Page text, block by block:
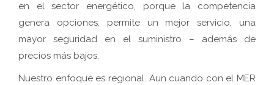
en el sector energético, porque la competencia
genera opciones, permite un mejor servicio, una
mayor seguridad en el suministro – además de
precios más bajos.
Nuestro enfoque es regional. Aun cuando con el MER